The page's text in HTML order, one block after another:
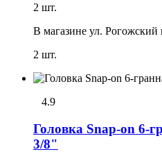
2 шт.
В магазине ул. Рогожский
2 шт.
4.9
Головка Snap-on 6-
3/8"